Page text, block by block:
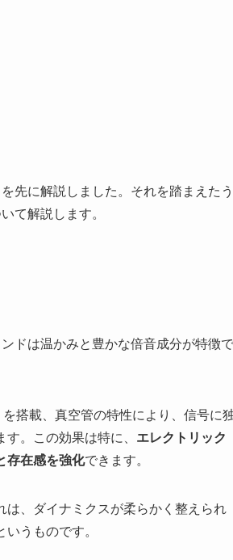
先に解説しました。それを踏まえたう
て解説します。
ドは温かみと豊かな倍音成分が特徴で
搭載、真空管の特性により、信号に
。この効果は特に、 エレクトリック
存在感を強化できます。
は、ダイナミクスが柔らかく整えられ
うものです。